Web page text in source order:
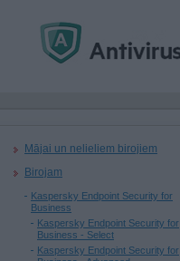
Mājai un nelieliem birojiem
Birojam
Kaspersky Endpoint Security for
Business
Kaspersky Endpoint Security for
Business - Select
Kaspersky Endpoint Security for